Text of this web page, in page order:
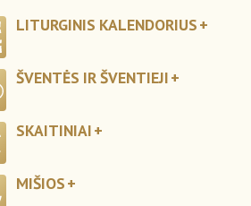
LITURGINIS KALENDORIUS
ŠVENTĖS IR ŠVENTIEJI
SKAITINIAI
MIŠIOS